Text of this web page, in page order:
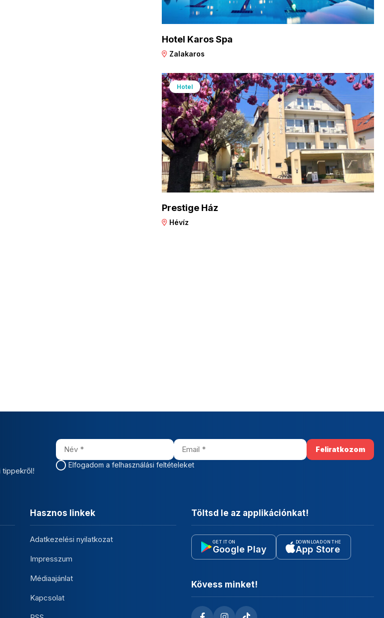
Hotel Karos Spa
Zalakaros
Hotel
Prestige Ház
Hévíz
tippekről!
Elfogadom a felhasználási feltételeket
Hasznos linkek
Adatkezelési nyilatkozat
Impresszum
Médiaajánlat
Kapcsolat
Töltsd le az applikációnkat!
GET IT ON
Google Play
DOWNLOAD ON THE
App Store
Kövess minket!